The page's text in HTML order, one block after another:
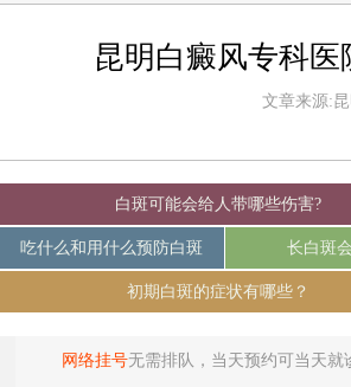
昆明白癜风专科
文章来源:
白斑可能会给人带哪些伤害?
吃什么和用什么预防白斑 长白斑
初期白斑的症状有哪些？
网络挂号无需排队，当天预约可当天就